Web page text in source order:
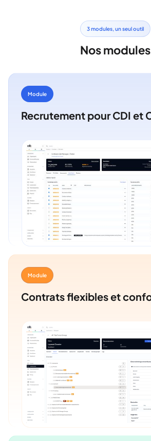
3 modules, un seul outil
Nos modules
Module
Recrutement pour CDI et
Module
Contrats flexibles et